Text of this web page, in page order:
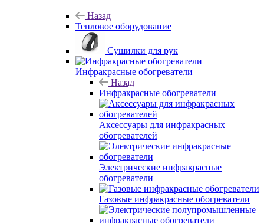
Назад
Тепловое оборудование
Сушилки для рук
Инфракрасные обогреватели
Назад
Инфракрасные обогреватели
Аксессуары для инфракрасных
обогревателей
Электрические инфракрасные
обогреватели
Газовые инфракрасные обогреватели